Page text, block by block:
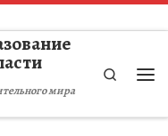
мира
Search